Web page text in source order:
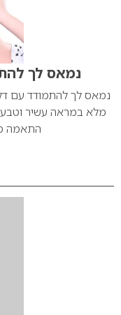
נמאס לך
נמאס לך להתמודד עם
התאמה